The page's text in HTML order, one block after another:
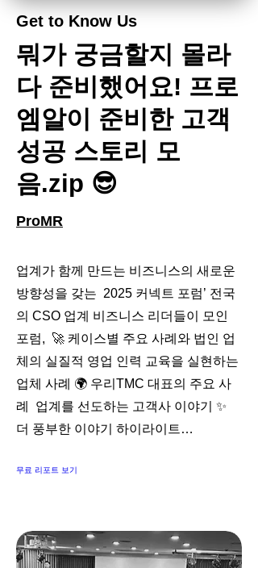
Get to Know Us
뭐가 궁금할지 몰라
다 준비했어요! 프로
엠알이 준비한 고객
성공 스토리 모
음.zip 😎
ProMR
업계가 함께 만드는 비즈니스의 새로운
방향성을 갖는 2025 커넥트 포럼’ 전국
의 CSO 업계 비즈니스 리더들이 모인
포럼, 🚀 케이스별 주요 사례와 법인 업
체의 실질적 영업 인력 교육을 실현하는
업체 사례 🌍 우리TMC 대표의 주요 사
례 업계를 선도하는 고객사 이야기 ✨
더 풍부한 이야기 하이라이트…
무료 리포트 보기